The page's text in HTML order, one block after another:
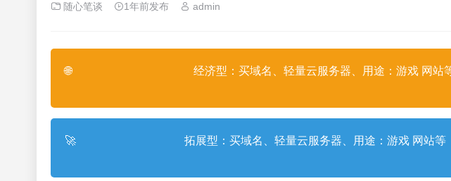
随心笔谈 1年前发布 admin
🌐 经济型：买域名、轻量云服务器、用途：游戏 网站
🚀 拓展型：买域名、轻量云服务器、用途：游戏 网站